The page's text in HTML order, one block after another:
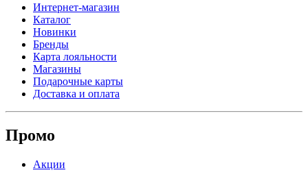
Интернет-магазин
Каталог
Новинки
Бренды
Карта лояльности
Магазины
Подарочные карты
Доставка и оплата
Промо
Акции